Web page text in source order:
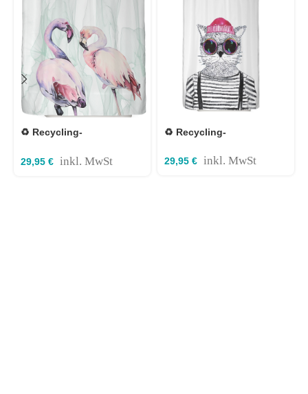
♻️ Recycling-
Flamingos 180×200 cm
29,95 € inkl. MwSt
♻️ Recycling-
Katze Berlin 120×200 cm
29,95 € inkl. MwSt